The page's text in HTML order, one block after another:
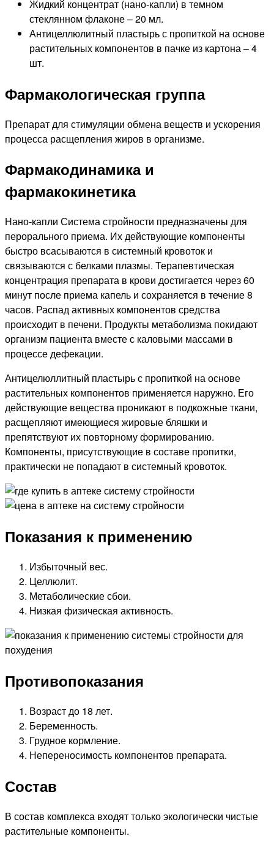
Жидкий концентрат (нано-капли) в темном
стеклянном флаконе – 20 мл.
Антицеллюлитный пластырь с пропиткой на основе
растительных компонентов в пачке из картона – 4
шт.
Фармакологическая группа
Препарат для стимуляции обмена веществ и ускорения
процесса расщепления жиров в организме.
Фармакодинамика и
фармакокинетика
Нано-капли Система стройности предназначены для
перорального приема. Их действующие компоненты
быстро всасываются в системный кровоток и
связываются с белками плазмы. Терапевтическая
концентрация препарата в крови достигается через 60
минут после приема капель и сохраняется в течение 8
часов. Распад активных компонентов средства
происходит в печени. Продукты метаболизма покидают
организм пациента вместе с каловыми массами в
процессе дефекации.
Антицелюллитный пластырь с пропиткой на основе
растительных компонентов применяется наружно. Его
действующие вещества проникают в подкожные ткани,
расщепляют имеющиеся жировые бляшки и
препятствуют их повторному формированию.
Компоненты, присутствующие в составе пропитки,
практически не попадают в системный кровоток.
Показания к применению
Избыточный вес.
Целлюлит.
Метаболические сбои.
Низкая физическая активность.
Противопоказания
Возраст до 18 лет.
Беременность.
Грудное кормление.
Непереносимость компонентов препарата.
Состав
В состав комплекса входят только экологически чистые
растительные компоненты.